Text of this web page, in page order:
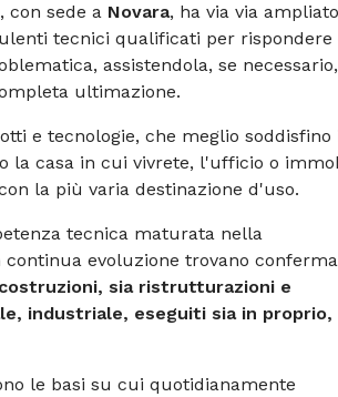
con sede a Novara, ha via via
tecnici qualificati per rispondere
assistendola, se
ultimazione.
e tecnologie, che meglio soddisfino
la casa in cui vivrete, l'ufficio o
la più varia destinazione d'uso.
tecnica maturata nella
continua evoluzione trovano
sia ristrutturazioni e
industriale, eseguiti sia in proprio,
le basi su cui quotidianamente